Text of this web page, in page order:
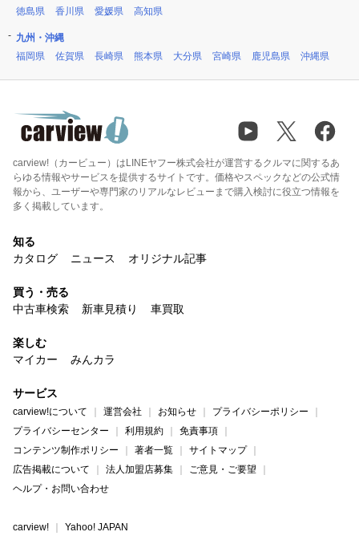
徳島県
香川県 愛媛県 高知県
九州・沖縄
福岡県
佐賀県 長崎県 熊本県 大分県 宮崎県 鹿児島県 沖縄県
carview!（カービュー）はLINEヤフー株式会社が運営するクルマに関するあ
らゆる情報やサービスを提供するサイトです。価格やスペックなどの公式情
報から、ユーザーや専門家のリアルなレビューまで購入検討に役立つ情報を
多く掲載しています。
知る
カタログ
ニュース オリジナル記事
買う・売る
中古車検索
新車見積り 車買取
楽しむ
マイカー
みんカラ
サービス
carview!について 運営会社 お知らせ
プライバシーポリシー
プライバシーセンター
利用規約
免責事項
コンテンツ制作ポリシー
著者一覧
サイトマップ
広告掲載について
法人加盟店募集
ご意見・ご要望
ヘルプ・お問い合わせ
carview! Yahoo! JAPAN